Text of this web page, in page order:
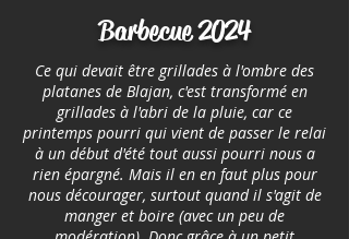
Barbecue 2024
Ce qui devait être grillades à l'ombre des
platanes de Blajan, c'est transformé en
grillades à l'abri de la pluie, car ce
printemps pourri qui vient de passer le relai
à un début d'été tout aussi pourri nous a
rien épargné. Mais il en en faut plus pour
nous décourager, surtout quand il s'agit de
manger et boire (avec un peu de